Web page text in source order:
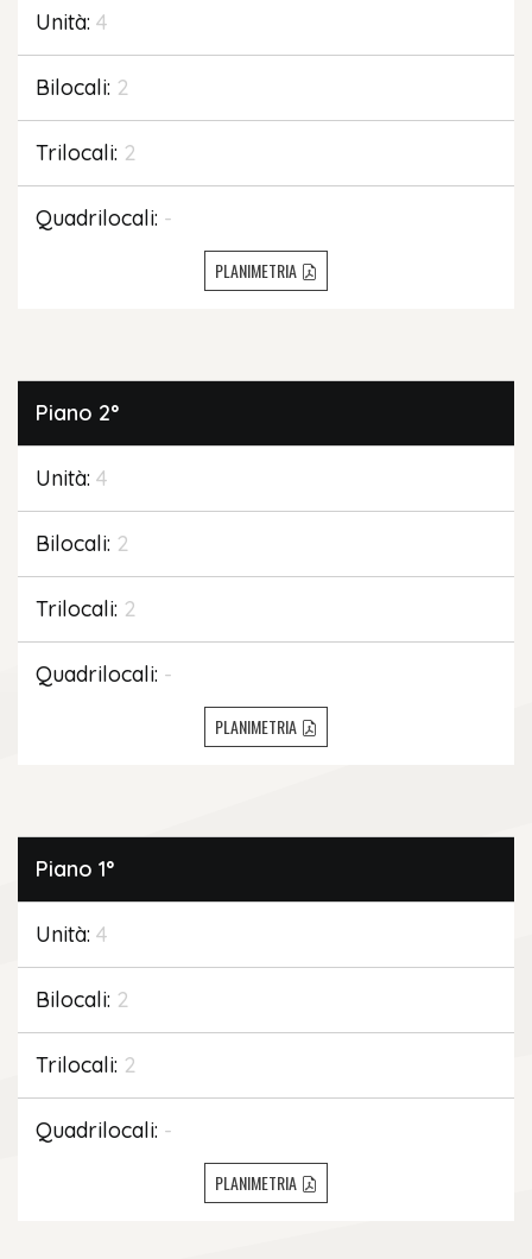
Unità: 4
Bilocali: 2
Trilocali: 2
Quadrilocali: -
PLANIMETRIA
Piano 2°
Unità: 4
Bilocali: 2
Trilocali: 2
Quadrilocali: -
PLANIMETRIA
Piano 1°
Unità: 4
Bilocali: 2
Trilocali: 2
Quadrilocali: -
PLANIMETRIA